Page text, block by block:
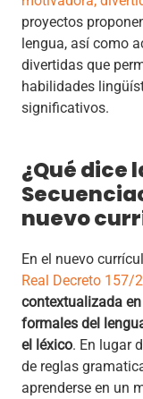
proyectos
lengua, así como
divertidas que
habilidades
significativos.
¿Qué dice
nuevo
En el nuevo
Real Decreto 157/
contextualizada
formales del
el léxico. En lugar
de reglas
aprenderse en un